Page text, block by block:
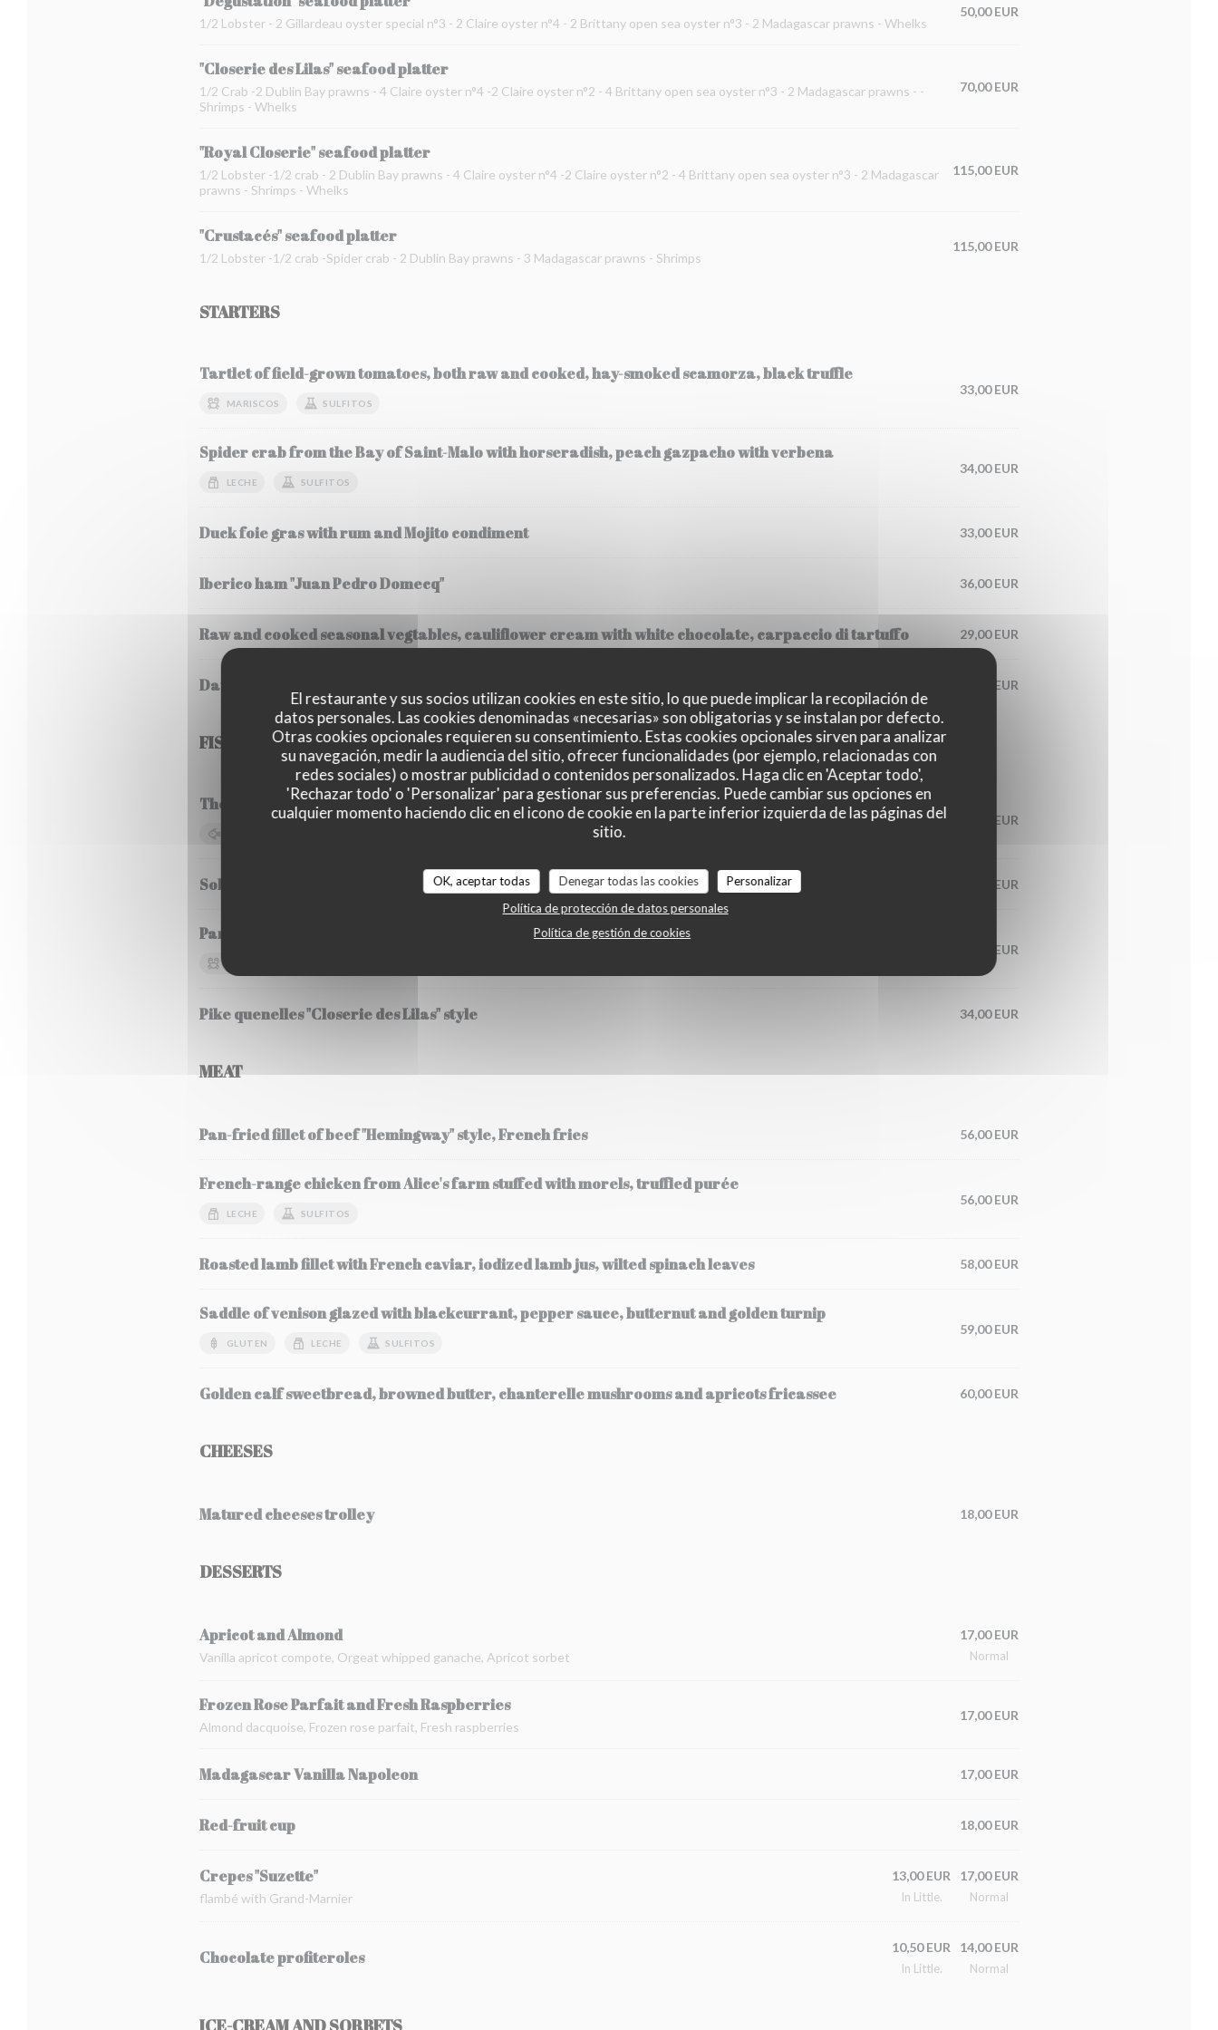
El restaurante y sus socios utilizan cookies en este sitio, lo que puede implicar la recopilación de
datos personales. Las cookies denominadas «necesarias» son obligatorias y se instalan por defecto.
Otras cookies opcionales requieren su consentimiento. Estas cookies opcionales sirven para analizar
su navegación, medir la audiencia del sitio, ofrecer funcionalidades (por ejemplo, relacionadas con
redes sociales) o mostrar publicidad o contenidos personalizados. Haga clic en 'Aceptar todo',
'Rechazar todo' o 'Personalizar' para gestionar sus preferencias. Puede cambiar sus opciones en
cualquier momento haciendo clic en el icono de cookie en la parte inferior izquierda de las páginas del
sitio.
OK, aceptar todas Denegar todas las cookies
Personalizar
Política de protección de datos personales
Política de gestión de cookies
1/2 Lobster - 2 Gillardeau oyster special n°3 - 2 Claire oyster n°4 - 2 Brittany open sea oyster n°3 - 2 Madagascar prawns - Whelks
50,00 EUR
"Closerie des Lilas" seafood platter
1/2 Crab -2 Dublin Bay prawns - 4 Claire oyster n°4 -2 Claire oyster n°2 - 4 Brittany open sea oyster n°3 - 2 Madagascar prawns - -
Shrimps - Whelks
70,00 EUR
"Royal Closerie" seafood platter
1/2 Lobster -1/2 crab - 2 Dublin Bay prawns - 4 Claire oyster n°4 -2 Claire oyster n°2 - 4 Brittany open sea oyster n°3 - 2 Madagascar
prawns - Shrimps - Whelks
115,00 EUR
"Crustacés" seafood platter
1/2 Lobster -1/2 crab -Spider crab - 2 Dublin Bay prawns - 3 Madagascar prawns - Shrimps
115,00 EUR
STARTERS
Tartlet of field-grown tomatoes, both raw and cooked, hay-smoked scamorza, black truffle
MARISCOS SULFITOS
33,00 EUR
Spider crab from the Bay of Saint-Malo with horseradish, peach gazpacho with verbena
LECHE SULFITOS
34,00 EUR
Duck foie gras with rum and Mojito condiment 33,00 EUR
Iberico ham "Juan Pedro Domecq" 36,00 EUR
Raw and cooked seasonal vegtables, cauliflower cream with white chocolate, carpaccio di tartuffo 29,00 EUR
Daurenki Petrossian caviar (30 gr), steamed potatoes, cream 125,00 EUR
FISH
Thermidor style lobster fricassee, Fregola Sarda risotto, black truffle
60,00 EUR
Sole Meunière, seasonal vegetables 65,00 EUR
Pancha-grilled bluefin tuna, zucchini fricassee and its flower, strawberry and chilli condiment
56,00 EUR
Pike quenelles "Closerie des Lilas" style 34,00 EUR
MEAT
Pan-fried fillet of beef "Hemingway" style, French fries 56,00 EUR
French-range chicken from Alice's farm stuffed with morels, truffled purée
LECHE SULFITOS
56,00 EUR
Roasted lamb fillet with French caviar, iodized lamb jus, wilted spinach leaves 58,00 EUR
Saddle of venison glazed with blackcurrant, pepper sauce, butternut and golden turnip
GLUTEN LECHE SULFITOS
59,00 EUR
Golden calf sweetbread, browned butter, chanterelle mushrooms and apricots fricassee 60,00 EUR
CHEESES
Matured cheeses trolley 18,00 EUR
DESSERTS
Apricot and Almond
Vanilla apricot compote, Orgeat whipped ganache, Apricot sorbet
17,00 EUR
Normal
Frozen Rose Parfait and Fresh Raspberries
Almond dacquoise, Frozen rose parfait, Fresh raspberries
17,00 EUR
Madagascar Vanilla Napoleon 17,00 EUR
Red-fruit cup 18,00 EUR
Crepes "Suzette"
flambé with Grand-Marnier
13,00 EUR
In Little.
17,00 EUR
Normal
Chocolate profiteroles
10,50 EUR
In Little.
14,00 EUR
Normal
ICE-CREAM AND SORBETS